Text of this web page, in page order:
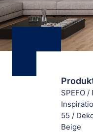
SPEFO /
55 /
Beige